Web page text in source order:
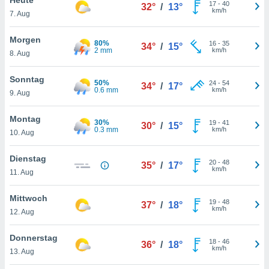
oder
Partner
es uns
das
der
Profil zu
Ihnen
finden
. Sie
jederzeit
Rand
7. Aug
32° / 13° 17- 40
km/h
Morgen
8. Aug
80%
2 mm
34° / 15° 16- 35
km/h
Sonntag
9. Aug
50%
0.6 mm
34° / 17° 24- 54
km/h
Montag
10. Aug
30%
0.3 mm
30° / 15° 19- 41
km/h
Dienstag
11. Aug
35° / 17° 20- 48
km/h
Mittwoch
12. Aug
37° / 18° 19- 48
km/h
Donnerstag
13. Aug
36° / 18° 18- 46
km/h